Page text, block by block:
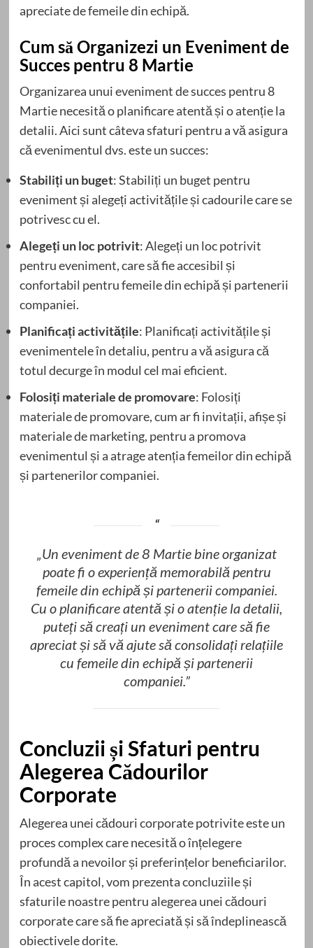
apreciate de femeile din echipă.
Cum să Organizezi un Eveniment de
Succes pentru 8 Martie
Organizarea unui eveniment de succes pentru 8
Martie necesită o planificare atentă și o atenție la
detalii. Aici sunt câteva sfaturi pentru a vă asigura
că evenimentul dvs. este un succes:
Stabiliți un buget: Stabiliți un buget pentru
eveniment și alegeți activitățile și cadourile care se
potrivesc cu el.
Alegeți un loc potrivit: Alegeți un loc potrivit
pentru eveniment, care să fie accesibil și
confortabil pentru femeile din echipă și partenerii
companiei.
Planificați activitățile: Planificați activitățile și
evenimentele în detaliu, pentru a vă asigura că
totul decurge în modul cel mai eficient.
Folosiți materiale de promovare: Folosiți
materiale de promovare, cum ar fi invitații, afișe și
materiale de marketing, pentru a promova
evenimentul și a atrage atenția femeilor din echipă
și partenerilor companiei.
„Un eveniment de 8 Martie bine organizat
poate fi o experiență memorabilă pentru
femeile din echipă și partenerii companiei.
Cu o planificare atentă și o atenție la detalii,
puteți să creați un eveniment care să fie
apreciat și să vă ajute să consolidați relațiile
cu femeile din echipă și partenerii
companiei.”
Concluzii și Sfaturi pentru
Alegerea Cădourilor
Corporate
Alegerea unei cădouri corporate potrivite este un
proces complex care necesită o înțelegere
profundă a nevoilor și preferințelor beneficiarilor.
În acest capitol, vom prezenta concluziile și
sfaturile noastre pentru alegerea unei cădouri
corporate care să fie apreciată și să îndeplinească
obiectivele dorite.